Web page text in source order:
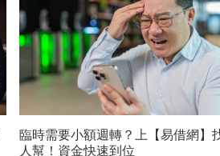
臨時需要小額週轉？上【易借網】
人幫！資金快速到位